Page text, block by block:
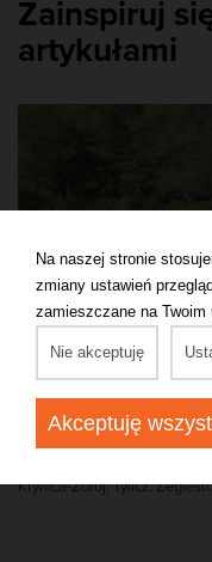
Zainspiruj
artykułami
Spływ Popradem
atrakcje, cena
Spływ Popradem to jedna
Krynica-Zdrój, Tylicz,
Na naszej stronie
zmiany ustawień
zamieszczane na Twoim
Nie akceptuję
Akceptuję